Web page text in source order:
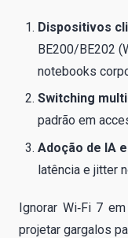
Dispositivos
BE200/BE202
notebooks
Switching
padrão em
Adoção de IA
latência e jitter
Ignorar Wi‑Fi 7
projetar gargalos